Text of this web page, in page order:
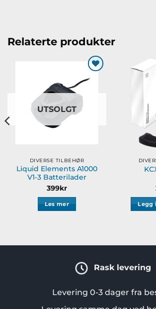
Relaterte produkter
Legg til
ønskeliste
UTSOLGT
DIVERSE TILBEHØR
Liquid Elements A1000
V1-3 Batterilader
399kr
Les mer Legg
Rask levering
Levering 0-3 dager fra